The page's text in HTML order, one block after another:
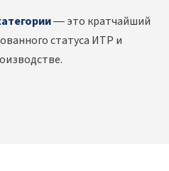
— это кратчайший
статуса ИТР и